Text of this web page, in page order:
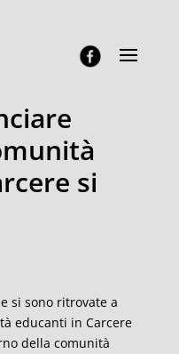
si
si sono ritrovate a
educanti in Carcere
della comunità